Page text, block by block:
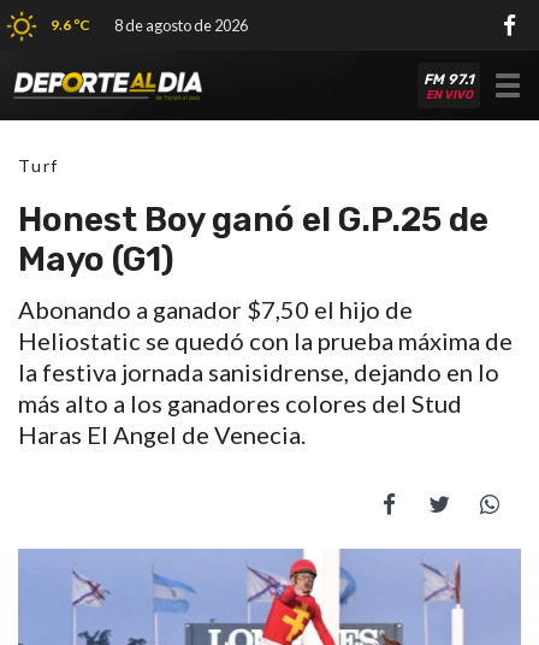
9.6 ºC 8 de agosto de 2026
FM 97.1
EN VIVO
Turf
Honest Boy ganó el G.P.25 de
Mayo (G1)
Abonando a ganador $7,50 el hijo de
Heliostatic se quedó con la prueba máxima de
la festiva jornada sanisidrense, dejando en lo
más alto a los ganadores colores del Stud
Haras El Angel de Venecia.